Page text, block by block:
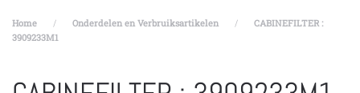
Home Onderdelen en Verbruiksartikelen
CABINEFILTER :
3909233M1